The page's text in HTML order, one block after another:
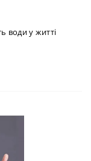
води у житті